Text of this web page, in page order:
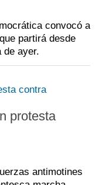
convocó a
partirá desde
de ayer.
protesta
antimotines